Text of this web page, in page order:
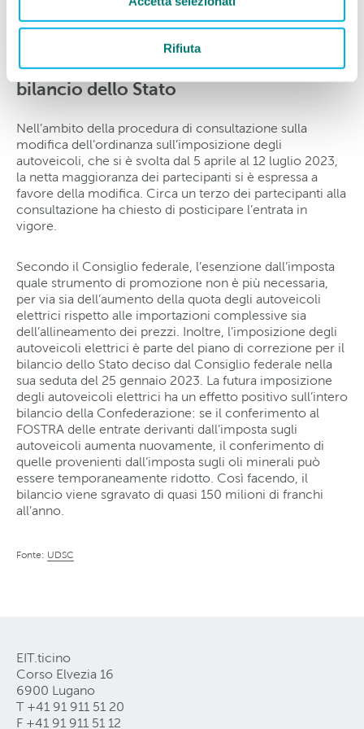
Rifiuta
Parte del piano di correzione per il
bilancio dello Stato
Nell’ambito della procedura di consultazione sulla
modifica dell’ordinanza sull’imposizione degli
autoveicoli, che si è svolta dal 5 aprile al 12 luglio 2023,
la netta maggioranza dei partecipanti si è espressa a
favore della modifica. Circa un terzo dei partecipanti alla
consultazione ha chiesto di posticipare l’entrata in
vigore.
Secondo il Consiglio federale, l’esenzione dall’imposta
quale strumento di promozione non è più necessaria,
per via sia dell’aumento della quota degli autoveicoli
elettrici rispetto alle importazioni complessive sia
dell’allineamento dei prezzi. Inoltre, l’imposizione degli
autoveicoli elettrici è parte del piano di correzione per il
bilancio dello Stato deciso dal Consiglio federale nella
sua seduta del 25 gennaio 2023. La futura imposizione
degli autoveicoli elettrici ha un effetto positivo sull’intero
bilancio della Confederazione: se il conferimento al
FOSTRA delle entrate derivanti dall’imposta sugli
autoveicoli aumenta nuovamente, il conferimento di
quelle provenienti dall’imposta sugli oli minerali può
essere temporaneamente ridotto. Così facendo, il
bilancio viene sgravato di quasi 150 milioni di franchi
all’anno.
Fonte: UDSC
EIT.ticino
Corso Elvezia 16
6900 Lugano
T +41 91 911 51 20
F +41 91 911 51 12